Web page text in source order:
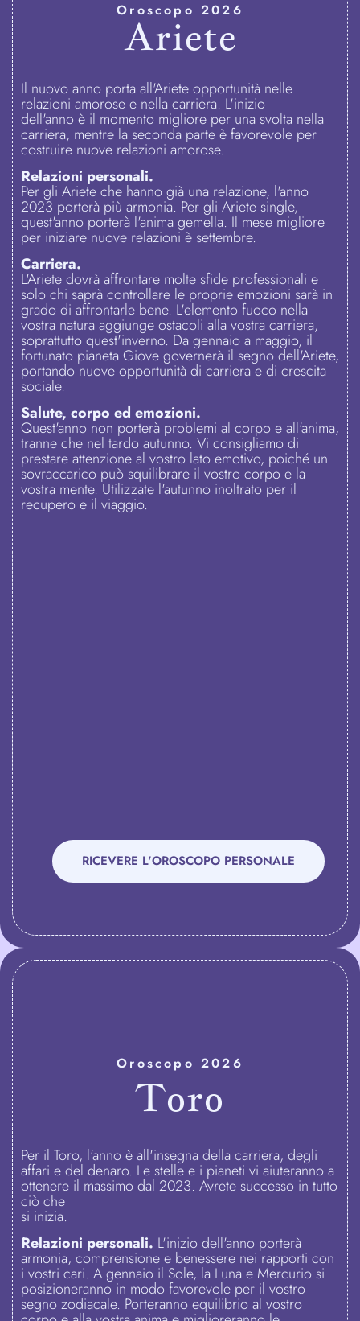
Oroscopo 2026
Ariete
Il nuovo anno porta all'Ariete opportunità nelle
relazioni amorose e nella carriera. L'inizio
dell'anno è il momento migliore per una svolta nella
carriera, mentre la seconda parte è favorevole per
costruire nuove relazioni amorose.
Relazioni personali.
Per gli Ariete che hanno già una relazione, l'anno
2023 porterà più armonia. Per gli Ariete single,
quest'anno porterà l'anima gemella. Il mese migliore
per iniziare nuove relazioni è settembre.
Carriera.
L'Ariete dovrà affrontare molte sfide professionali e
solo chi saprà controllare le proprie emozioni sarà in
grado di affrontarle bene. L'elemento fuoco nella
vostra natura aggiunge ostacoli alla vostra carriera,
soprattutto quest'inverno. Da gennaio a maggio, il
fortunato pianeta Giove governerà il segno dell'Ariete,
portando nuove opportunità di carriera e di crescita
sociale.
Salute, corpo ed emozioni.
Quest'anno non porterà problemi al corpo e all'anima,
tranne che nel tardo autunno. Vi consigliamo di
prestare attenzione al vostro lato emotivo, poiché un
sovraccarico può squilibrare il vostro corpo e la
vostra mente. Utilizzate l'autunno inoltrato per il
recupero e il viaggio.
RICEVERE L'OROSCOPO PERSONALE
Oroscopo 2026
Toro
Per il Toro, l'anno è all'insegna della carriera, degli
affari e del denaro. Le stelle e i pianeti vi aiuteranno a
ottenere il massimo dal 2023. Avrete successo in tutto
ciò che
si inizia.
Relazioni personali. L'inizio dell'anno porterà
armonia, comprensione e benessere nei rapporti con
i vostri cari. A gennaio il Sole, la Luna e Mercurio si
posizioneranno in modo favorevole per il vostro
segno zodiacale. Porteranno equilibrio al vostro